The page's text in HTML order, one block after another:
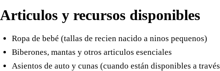
Articulos y recursos disponibles
Ropa de bebé (tallas de recien nacido a ninos pequenos)
Biberones, mantas y otros articulos esenciales
Asientos de auto y cunas (cuando están disponibles a través